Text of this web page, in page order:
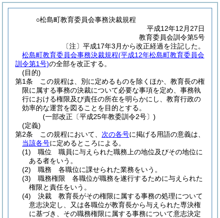
○松島町教育委員会事務決裁規程
平成12年12月27日
教育委員会訓令第5号
〔注〕平成17年3月から改正経過を注記した。
松島町教育委員会事務決裁規程(平成12年松島町教育委員会
訓令第1号)の全部を改正する。
(目的)
第1条
この規程は、別に定めるものを除くほか、教育長の権
限に属する事務の決裁について必要な事項を定め、事務執
行における権限及び責任の所在を明らかにし、教育行政の
効率的な運営を図ることを目的とする。
(一部改正〔平成25年教委訓令2号〕)
(定義)
第2条
この規程において、 次の各号に掲げる用語の意義は、
当該各号に定めるところによる。
(1)
職位 職員に与えられた職務上の地位及びその地位に
ある者をいう。
(2)
職務 各職位に課せられた業務をいう。
(3)
職務権限 各職位が職務を遂行するために与えられた
権限と責任をいう。
(4)
決裁 教育長がその権限に属する事務の処理について
意志決定し、又は各職位が教育長から与えられた専決権
に基づき、その職務権限に属する事務について意志決定